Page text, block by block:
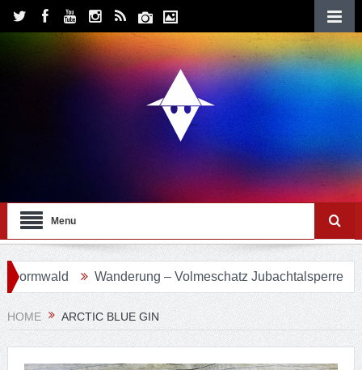
Menu
Wanderung – Volmeschatz Jubachtalsperre
HOME ARCTIC BLUE GIN